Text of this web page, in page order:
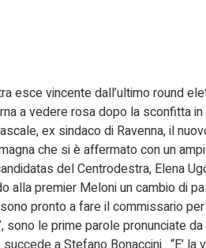
esce vincente dall’ultimo round
a vedere rosa dopo la sconfitta in
ex sindaco di Ravenna, il
che si è affermato con un
del Centrodestra, Elena
alla premier Meloni un cambio di
pronto a fare il commissario
sono le prime parole pronunciate